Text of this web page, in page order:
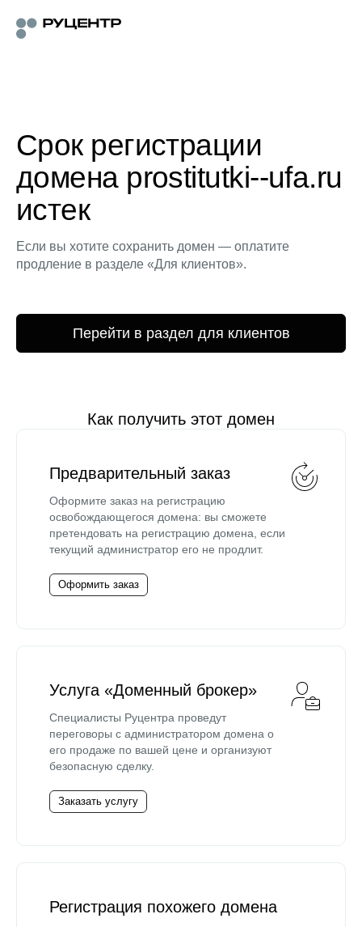
Срок регистрации
домена prostitutki--ufa.ru
истек
Если вы хотите сохранить домен — оплатите
продление в разделе «Для клиентов».
Перейти в раздел для клиентов
Как получить этот домен
Предварительный заказ
Оформите заказ на регистрацию
освобождающегося домена: вы сможете
претендовать на регистрацию домена, если
текущий администратор его не продлит.
Оформить заказ
Услуга «Доменный брокер»
Специалисты Руцентра проведут
переговоры с администратором домена о
его продаже по вашей цене и организуют
безопасную сделку.
Заказать услугу
Регистрация похожего домена